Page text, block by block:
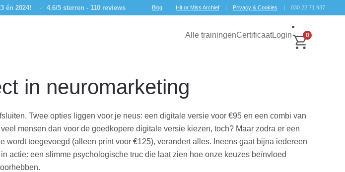
én 2024! ✓ 4.6/5 sterren - 110 reviews Blog | Hit or Miss Archief | Privacy & Cookies | 030 22 71 937
Alle trainingenCertificaatLogin 0
in neuromarketing
Twee opties liggen voor je neus: een digitale versie voor €95 en een combi van
mensen dan voor de goedkopere digitale versie kiezen, toch? Maar zodra er een
wordt toegevoegd (alleen print voor €125), verandert alles. Ineens gaat bijna iedereen
actie: een slimme psychologische truc die laat zien hoe onze keuzes beïnvloed